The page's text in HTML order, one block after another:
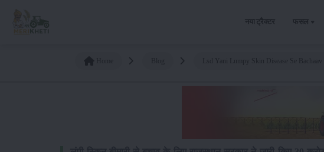
नया ट्रैक्टर फसल